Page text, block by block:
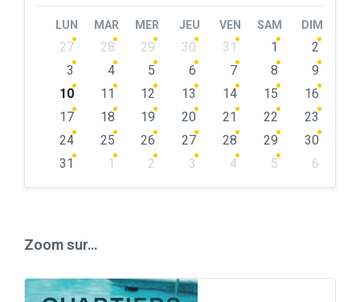
LUN MAR MER JEU VEN SAM DIM
Skip
calendar
27 28 29 30 31 1
2
3
4 5 6 7 8
9
10
11 12 13 14 15
16
17
18 19 20 21 22
23
24
25 26 27 28 29
30
31
1 2 3 4 5
6
Zoom sur…